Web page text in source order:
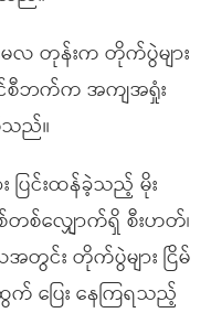
ေလ တုန်းက တိုက်ပွဲများ
င်စီဘက်က အကျအရှုံး
သည်။
ပြင်းထန်ခဲ့သည့် မိုး
စ်လျှောက်ရှိ စီးဟတ်၊
င်း တိုက်ပွဲများ ငြိမ်
ပြေး နေကြရသည့်